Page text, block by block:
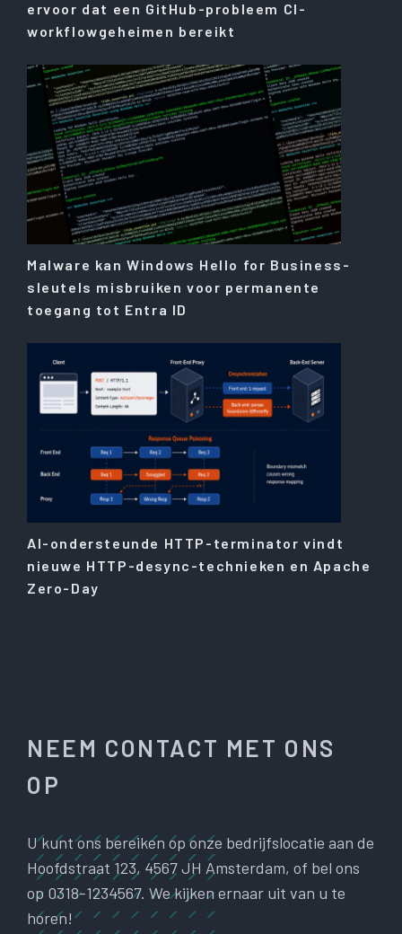
ervoor dat een GitHub-probleem CI-
workflowgeheimen bereikt
Malware kan Windows Hello for Business-
sleutels misbruiken voor permanente
toegang tot Entra ID
AI-ondersteunde HTTP-terminator vindt
nieuwe HTTP-desync-technieken en Apache
Zero-Day
NEEM CONTACT MET ONS
OP
U kunt ons bereiken op onze bedrijfslocatie aan de
Hoofdstraat 123, 4567 JH Amsterdam, of bel ons
op 0318-1234567. We kijken ernaar uit van u te
horen!